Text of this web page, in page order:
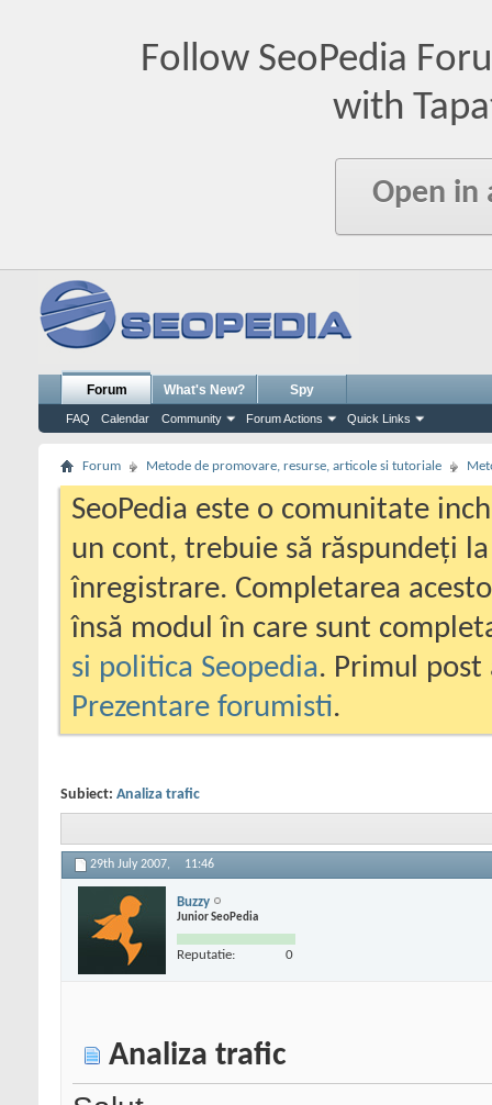
Follow SeoPedia
with
Open in
Forum
FAQ Calendar Community Forum Actions Quick Links
What's New? Spy
Forum Metode de promovare, resurse, articole si tutoriale
SeoPedia este o comunitate
un cont, trebuie să răspundeți
înregistrare. Completarea
însă modul în care sunt
si politica Seopedia. Primul
Prezentare forumisti.
Subiect: Analiza trafic
29th July 2007, 11:46
Buzzy
Junior SeoPedia
Reputatie: 0
Analiza trafic